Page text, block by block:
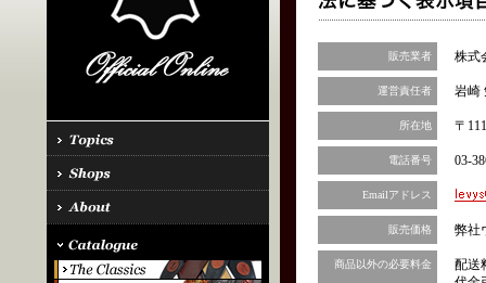
販売業者 株式
運営責任者 岩崎
所在地 〒
電話番号 03-
Emailアドレス
販売価格 弊社
商品以外の必要料金
配送